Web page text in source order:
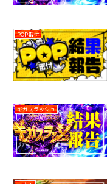
POP番付
ギガスラッシュ